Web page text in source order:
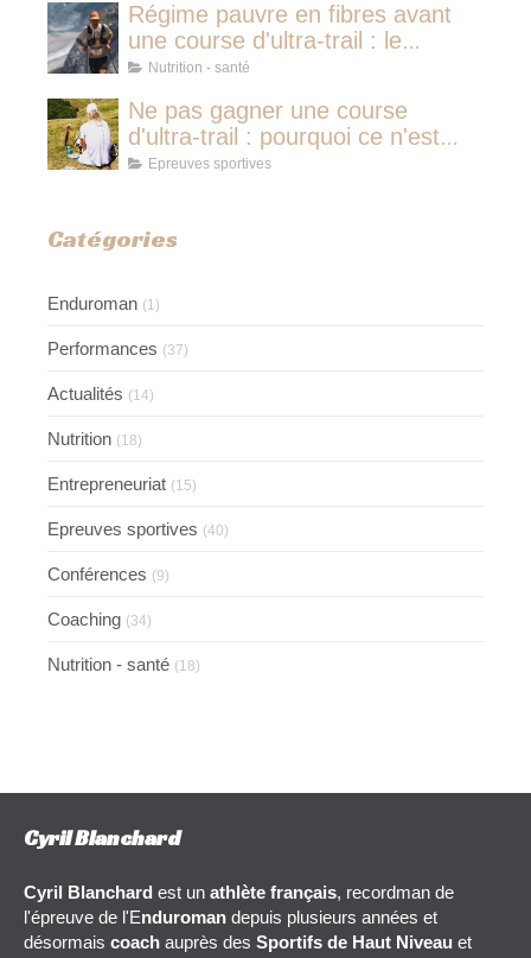
Régime pauvre en fibres avant
une course d'ultra-trail : le
protocole nutritionnel des
Nutrition - santé
Ne pas gagner une course
d'ultra-trail : pourquoi ce n'est
jamais avoir couru pour rien
Epreuves sportives
Catégories
Enduroman (1)
Performances (37)
Actualités (14)
Nutrition (18)
Entrepreneuriat (15)
Epreuves sportives (40)
Conférences (9)
Coaching (34)
Nutrition - santé (18)
Cyril Blanchard
Cyril Blanchard est un athlète français, recordman de
l'épreuve de l'Enduroman depuis plusieurs années et
désormais coach auprès des Sportifs de Haut Niveau et